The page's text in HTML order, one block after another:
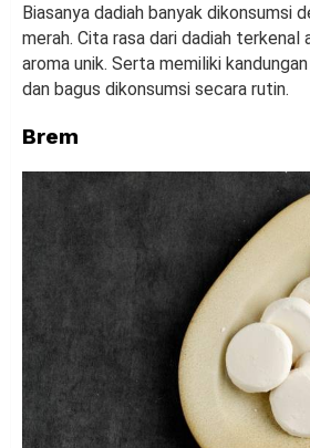
Biasanya dadiah banyak dikonsumsi
merah. Cita rasa dari dadiah terkenal
aroma unik. Serta memiliki
dan bagus dikonsumsi secara rutin.
Brem